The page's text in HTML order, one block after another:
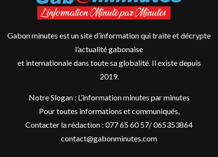
Gabon minutes est un site d’information qui traite et décrypte
l’actualité gabonaise
et internationale dans toute sa globalité. Il existe depuis
2019.
Notre Slogan : L’information minutes par minutes
Pour toutes informations et communiqués,
Contacter la rédaction : 077 65 60 57/ 065353864
contact@gabonminutes.com